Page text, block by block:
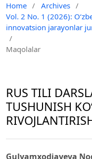
Home / Archives /
Vol. 2 No. 1 (2026):
innovatsion jarayonlar
/
Maqolalar
RUS TILI
TUSHUNISH
Gulyamxodjayeva